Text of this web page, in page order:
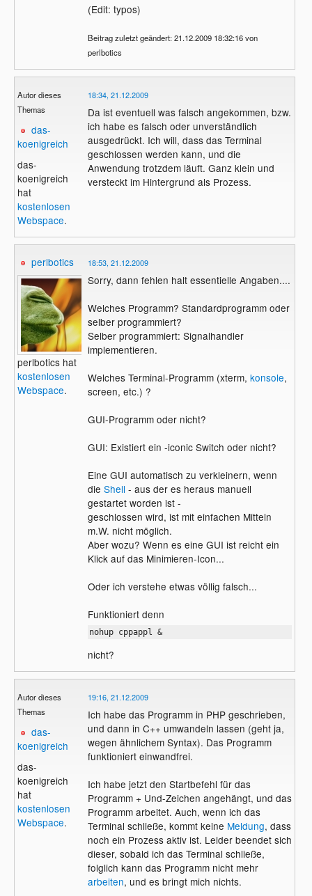
(Edit: typos)
Beitrag zuletzt geändert: 21.12.2009 18:32:16 von
perlbotics
Autor dieses
Themas
das-
koenigreich
das-
koenigreich
hat
kostenlosen
Webspace.
18:34, 21.12.2009
Da ist eventuell was falsch angekommen, bzw.
ich habe es falsch oder unverständlich
ausgedrückt. Ich will, dass das Terminal
geschlossen werden kann, und die
Anwendung trotzdem läuft. Ganz klein und
versteckt im Hintergrund als Prozess.
perlbotics
perlbotics hat
kostenlosen
Webspace.
18:53, 21.12.2009
Sorry, dann fehlen halt essentielle Angaben....
Welches Programm? Standardprogramm oder
selber programmiert?
Selber programmiert: Signalhandler
implementieren.
Welches Terminal-Programm (xterm, konsole,
screen, etc.) ?
GUI-Programm oder nicht?
GUI: Existiert ein -iconic Switch oder nicht?
Eine GUI automatisch zu verkleinern, wenn
die Shell - aus der es heraus manuell
gestartet worden ist -
geschlossen wird, ist mit einfachen Mitteln
m.W. nicht möglich.
Aber wozu? Wenn es eine GUI ist reicht ein
Klick auf das Minimieren-Icon...
Oder ich verstehe etwas völlig falsch...
Funktioniert denn
nohup cppappl &
nicht?
Autor dieses
Themas
das-
koenigreich
das-
koenigreich
hat
kostenlosen
Webspace.
19:16, 21.12.2009
Ich habe das Programm in PHP geschrieben,
und dann in C++ umwandeln lassen (geht ja,
wegen ähnlichem Syntax). Das Programm
funktioniert einwandfrei.
Ich habe jetzt den Startbefehl für das
Programm + Und-Zeichen angehängt, und das
Programm arbeitet. Auch, wenn ich das
Terminal schließe, kommt keine Meldung, dass
noch ein Prozess aktiv ist. Leider beendet sich
dieser, sobald ich das Terminal schließe,
folglich kann das Programm nicht mehr
arbeiten, und es bringt mich nichts.